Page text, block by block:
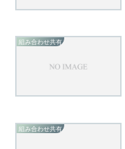
組み合わせ共有
組み合わせ共有